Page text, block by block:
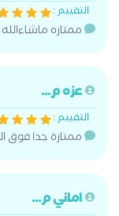
التقييم :
ممتازه
عزه م...
التقييم :
ممتازة جدا فوق
اماني م...